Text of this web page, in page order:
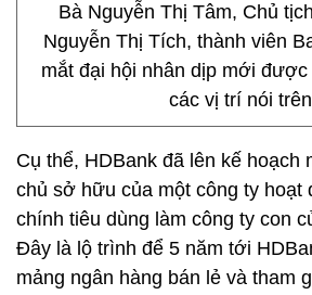
Bà Nguyễn Thị Tâm, Chủ
Nguyễn Thị Tích, thành viên
mắt đại hội nhân dịp mới
các vị trí nói
Cụ thể, HDBank đã lên kế hoạch
chủ sở hữu của một công ty hoạt
chính tiêu dùng làm công ty con
Đây là lộ trình để 5 năm tới
mảng ngân hàng bán lẻ và tham